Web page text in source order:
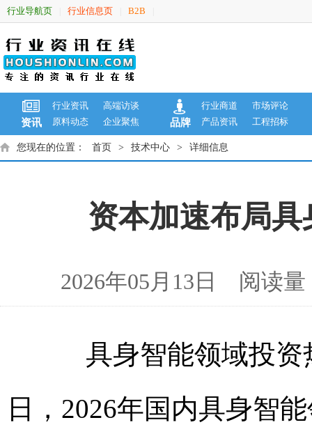
行业导航页 行业信息页 B2B
资讯
行业资讯
高端访谈
原料动态
企业聚焦 品牌
行业商道
市场评论
产品资讯
工程招标
您现在的位置： 首页 > 技术中心 > 详细信息
资本加速布局
2026年05月13日 阅读
具身智能领域投资
日，2026年国内具身智